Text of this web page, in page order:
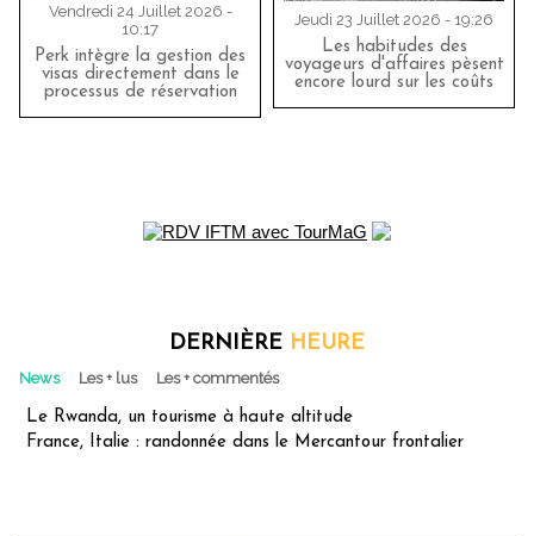
Vendredi 24 Juillet 2026 -
10:17
Perk intègre la gestion des
visas directement dans le
processus de réservation
Jeudi 23 Juillet 2026 - 19:26
Les habitudes des
voyageurs d'affaires pèsent
encore lourd sur les coûts
DERNIÈRE HEURE
News Les + lus Les + commentés
Le Rwanda, un tourisme à haute altitude
France, Italie : randonnée dans le Mercantour frontalier